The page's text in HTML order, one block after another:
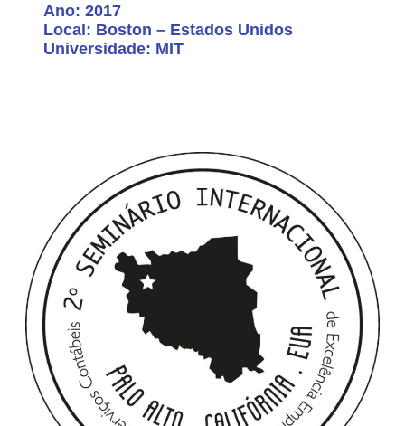
Ano: 2017
Local: Boston – Estados Unidos
Universidade: MIT